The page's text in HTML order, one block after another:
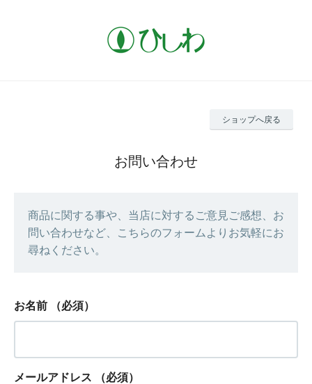
ショップへ戻る
お問い合わせ
商品に関する事や、当店に対するご意見ご感想、お
問い合わせなど、こちらのフォームよりお気軽にお
尋ねください。
お名前 （必須）
メールアドレス （必須）